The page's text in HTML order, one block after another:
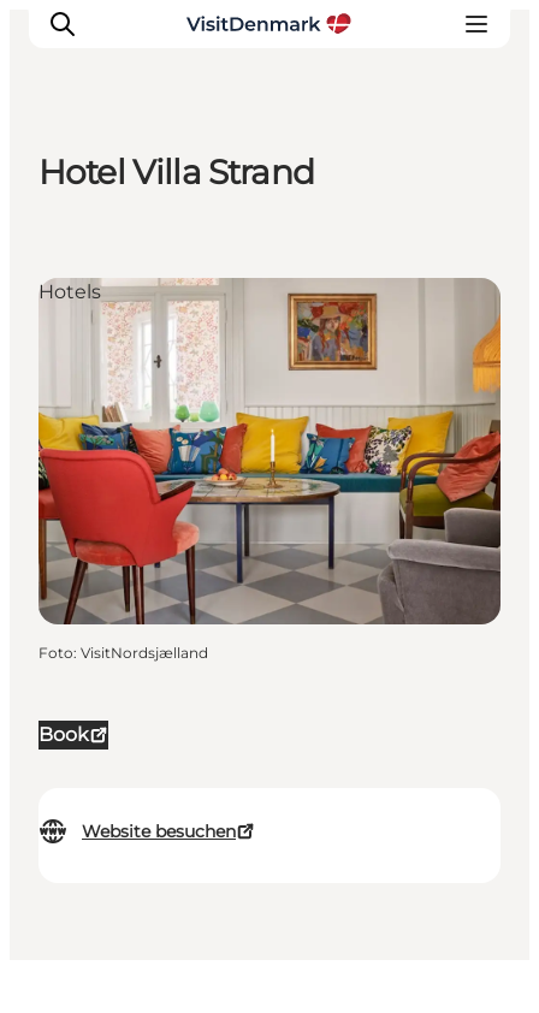
Erlebnisse
Unterkünfte
Reiseplanung
Hotel Villa Strand
Book
Website besuchen
Hotels
Foto: VisitNordsjælland